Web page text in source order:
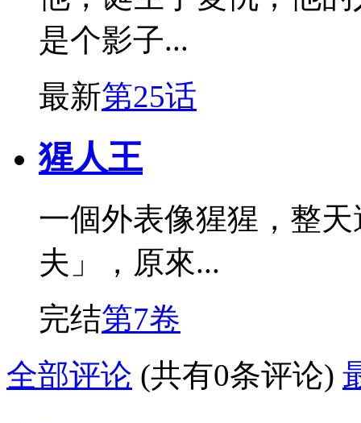
是个影子...
最新第25话
猩人王
一個外表像猩猩，整
夫」，原來...
完结第7卷
全部评论 (共有0条评论)